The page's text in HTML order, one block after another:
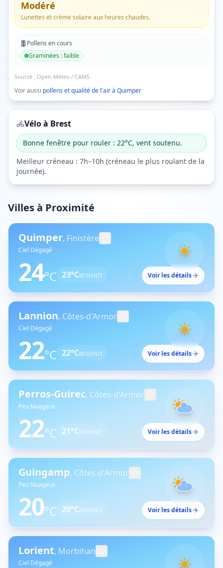
Modéré
Lunettes et crème solaire aux heures chaudes.
Pollens en cours
Graminées :faible
Source : Open-Meteo / CAMS
Voir aussi pollens et qualité de l'air à Quimper
Vélo à Brest
Bonne fenêtre pour rouler : 22°C, vent soutenu.
Meilleur créneau : 7h–10h (créneau le plus roulant de la
journée).
Villes à Proximité
Quimper, Finistère
Ciel Dégagé
24°C 23°CRESSENTI Voir les détails
Lannion, Côtes-d'Armor
Ciel Dégagé
22°C 22°CRESSENTI Voir les détails
Perros-Guirec, Côtes-d'Armor
Peu Nuageux
22°C 21°CRESSENTI Voir les détails
Guingamp, Côtes-d'Armor
Peu Nuageux
20°C 20°CRESSENTI Voir les détails
Lorient, Morbihan
Ciel Dégagé